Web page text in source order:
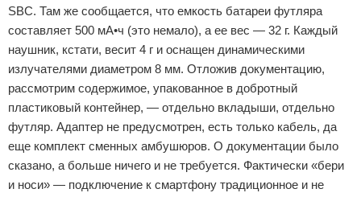
SBC. Там же сообщается, что емкость батареи футляра
составляет 500 мА•ч (это немало), а ее вес — 32 г. Каждый
наушник, кстати, весит 4 г и оснащен динамическими
излучателями диаметром 8 мм. Отложив документацию,
рассмотрим содержимое, упакованное в добротный
пластиковый контейнер, — отдельно вкладыши, отдельно
футляр. Адаптер не предусмотрен, есть только кабель, да
еще комплект сменных амбушюров. О документации было
сказано, а больше ничего и не требуется. Фактически «бери
и носи» — подключение к смартфону традиционное и не